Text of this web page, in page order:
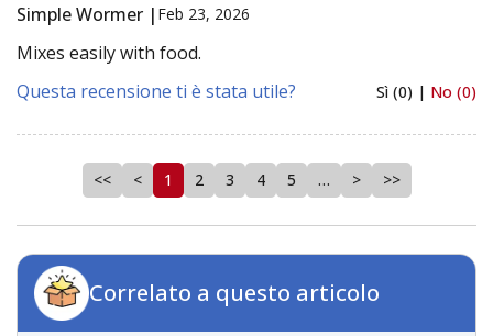
Simple Wormer | Feb 23, 2026
Mixes easily with food.
Questa recensione ti è stata utile?
Sì (0) | No (0)
<< < 1 2 3 4 5 … > >>
Correlato a questo articolo